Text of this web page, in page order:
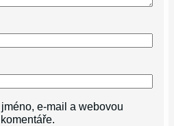
e-mail a webovou